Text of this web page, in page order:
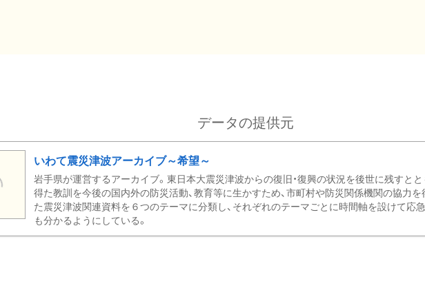
データの提供元
いわて震災津波アーカイブ～希望～
岩手県が運営するアーカイブ。東日本大震災津波からの復旧・復興の状況を後世に残すとと
得た教訓を今後の国内外の防災活動、教育等に生かすため、市町村や防災関係機関の協力を
た震災津波関連資料を６つのテーマに分類し、それぞれのテーマごとに時間軸を設けて応
も分かるようにしている。